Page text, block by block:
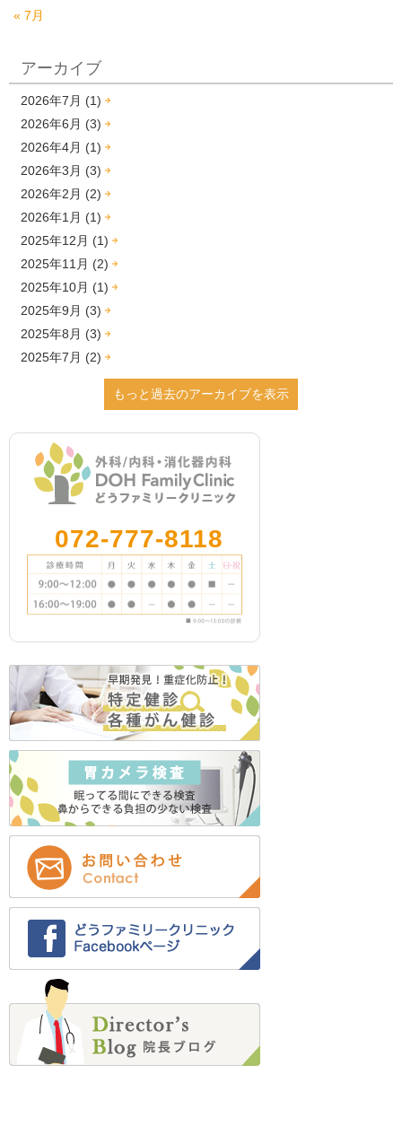
« 7月
アーカイブ
2026年7月 (1)
2026年6月 (3)
2026年4月 (1)
2026年3月 (3)
2026年2月 (2)
2026年1月 (1)
2025年12月 (1)
2025年11月 (2)
2025年10月 (1)
2025年9月 (3)
2025年8月 (3)
2025年7月 (2)
2024年9月 (2)
2024年8月 (2)
2024年7月 (1)
2024年2月 (1)
2023年12月 (1)
2023年11月 (5)
2023年10月 (3)
2023年7月 (1)
2023年5月 (2)
2023年3月 (2)
2022年12月 (2)
2022年11月 (2)
2022年9月 (1)
2022年8月 (12)
2022年7月 (12)
2022年6月 (1)
2022年5月 (1)
2022年4月 (1)
2022年1月 (2)
2021年12月 (3)
2021年11月 (5)
2021年10月 (6)
もっと過去のアーカイブを表示
072-777-8118